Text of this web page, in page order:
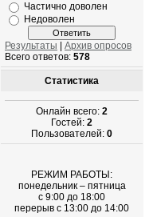
Частично доволен
Недоволен
Результаты
Архив опросов
Всего ответов: 578
Статистика
Онлайн всего: 2
Гостей: 2
Пользователей: 0
РЕЖИМ РАБОТЫ:
понедельник – пятница
с 9:00 до 18:00
перерыв с 13:00 до 14:00